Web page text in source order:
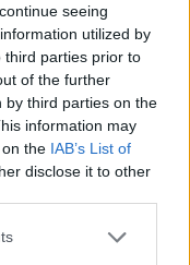
seeing
utilized by
third parties prior to
of the further
by third parties on the
information may
the IAB’s List of
disclose it to other